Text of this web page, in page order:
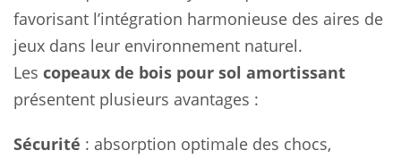
favorisant l’intégration harmonieuse des aires de
jeux dans leur environnement naturel.
Les copeaux de bois pour sol amortissant
présentent plusieurs avantages :
Sécurité : absorption optimale des chocs,